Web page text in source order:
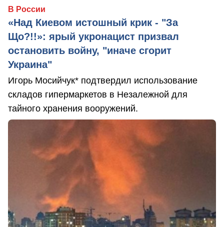
В России
«Над Киевом истошный крик - "За
Що?!!»: ярый укронацист призвал
остановить войну, "иначе сгорит
Украина"
Игорь Мосийчук* подтвердил использование
складов гипермаркетов в Незалежной для
тайного хранения вооружений.